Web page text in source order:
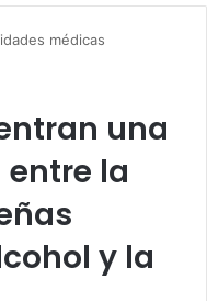
médicas
una
la
y la